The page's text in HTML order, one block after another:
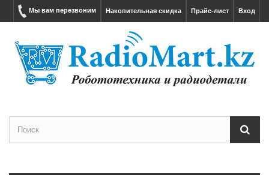
Вход
Прайс-лист
Накопительная скидка
Мы вам перезвоним